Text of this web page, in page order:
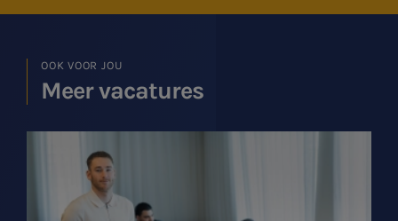
OOK VOOR JOU
Meer vacatures